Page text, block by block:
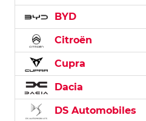
BYD
Citroën
Cupra
Dacia
DS Automobiles